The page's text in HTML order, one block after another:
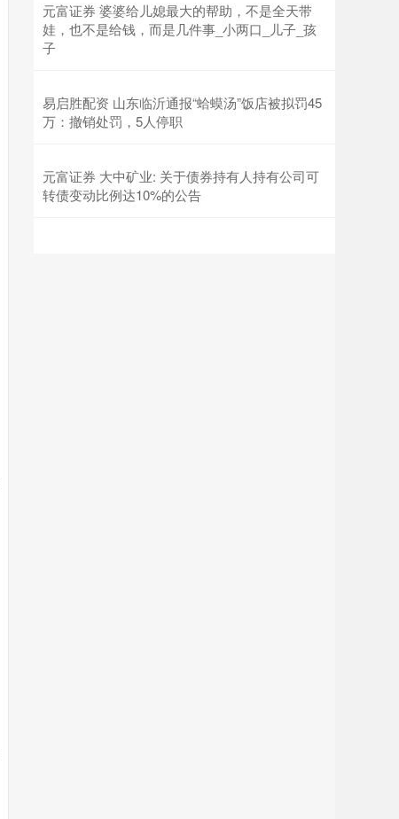
元富证券 婆婆给儿媳最大的帮助，不是全天带
娃，也不是给钱，而是几件事_小两口_儿子_孩
子
易启胜配资 山东临沂通报“蛤蟆汤”饭店被拟罚45
万：撤销处罚，5人停职
元富证券 大中矿业: 关于债券持有人持有公司可
转债变动比例达10%的公告